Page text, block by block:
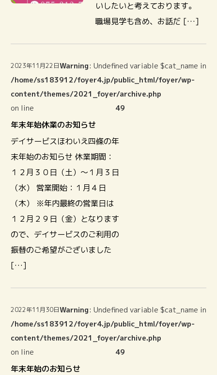
いしたいと考えております。
職場見学も含め、お話だ […]
2023年11月22日Warning: Undefined variable $cat_name in
/home/ss183912/foyer4.jp/public_html/foyer/wp-
content/themes/2021_foyer/archive.php
on line
49
年末年始休業のお知らせ
デイサービスほわいえ四條の年
末年始のお知らせ 休業期間：
１２月３０日（土）～１月３日
（水） 営業開始：１月４日
（木） ※年内最終の営業日は
１２月２９日（金）となります
ので、デイサービスのご利用の
振替のご希望がございました
[…]
2022年11月30日Warning: Undefined variable $cat_name in
/home/ss183912/foyer4.jp/public_html/foyer/wp-
content/themes/2021_foyer/archive.php
on line
49
年末年始のお知らせ